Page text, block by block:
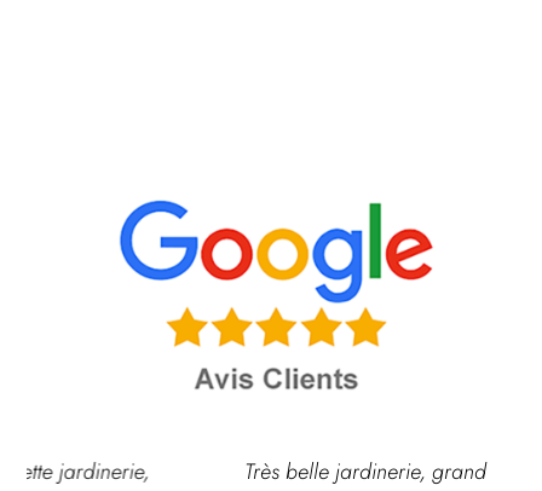
Très belle jardinerie, grand choix de fleurs et